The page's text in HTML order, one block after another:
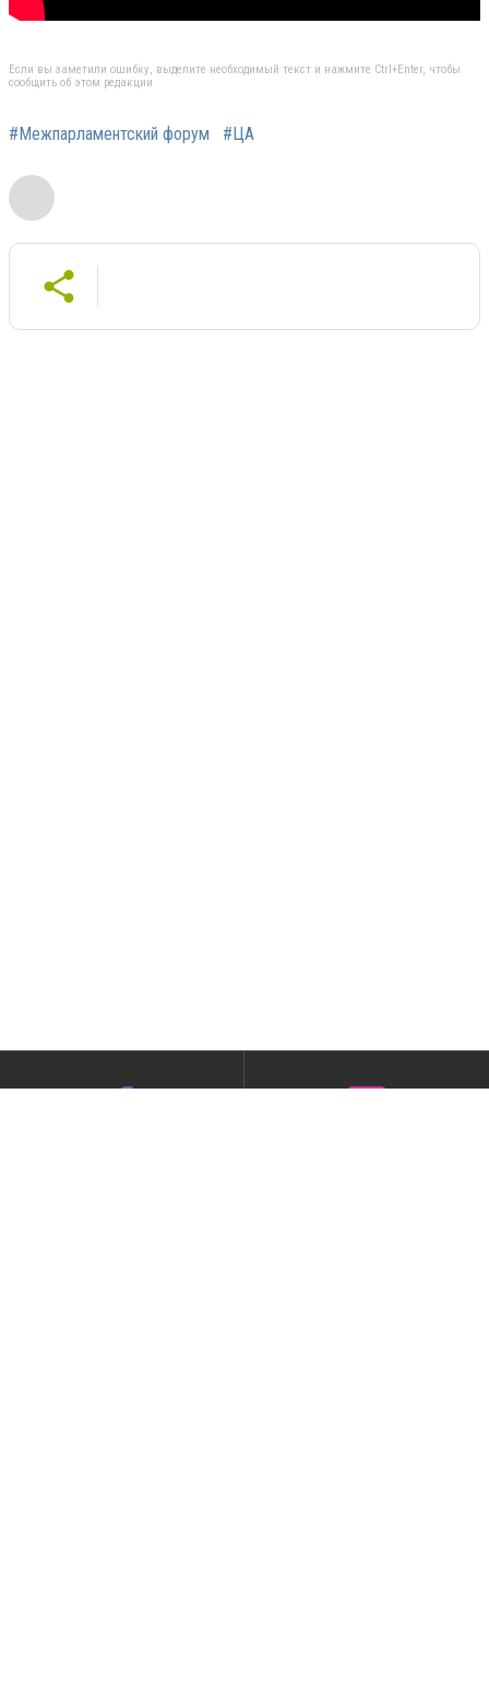
Если вы заметили ошибку, выделите необходимый текст и нажмите Ctrl+Enter, чтобы
сообщить об этом редакции
#Межпарламентский форум #ЦА